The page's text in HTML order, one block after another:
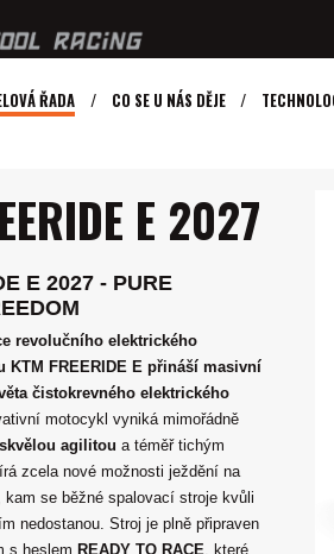
ŘADA CO SE U NÁS DĚJE
E 2027
E 2027 - PURE
revolučního elektrického
KTM FREERIDE E přináší masivní
čistokrevného elektrického
motocykl vyniká mimořádně
agilitou a téměř tichým
zcela nové možnosti ježdění na
se běžné spalovací stroje kvůli
nedostanou. Stroj je plně připraven
s heslem READY TO RACE , které